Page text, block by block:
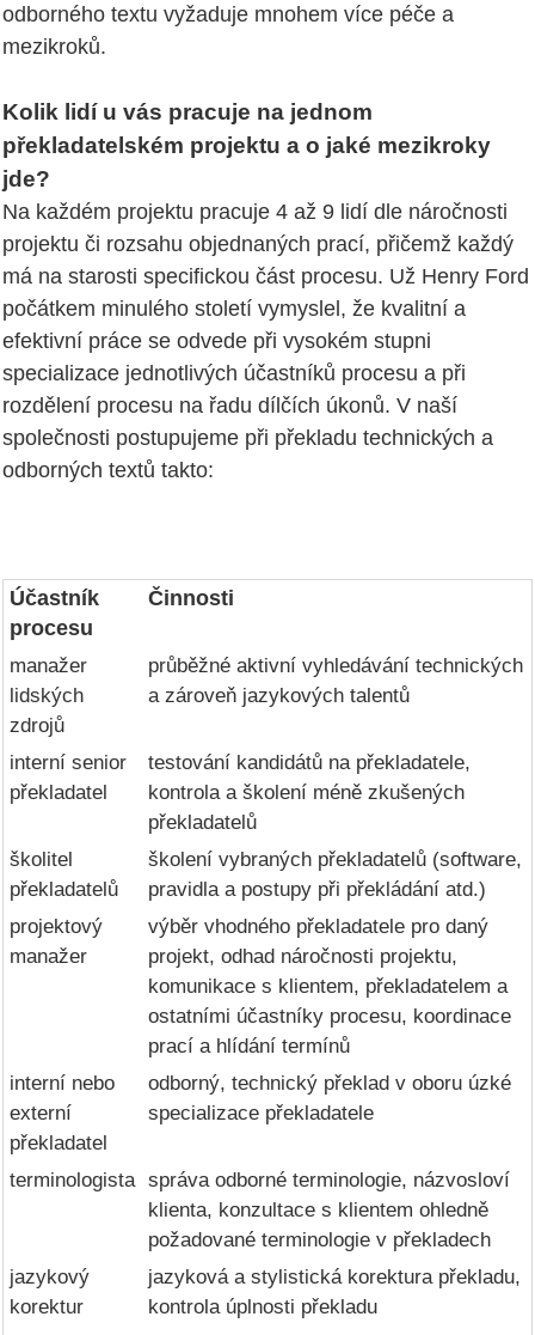
odborného textu vyžaduje mnohem více péče a
mezikroků.
Kolik lidí u vás pracuje na jednom
překladatelském projektu a o jaké mezikroky
jde?
Na každém projektu pracuje 4 až 9 lidí dle náročnosti
projektu či rozsahu objednaných prací, přičemž každý
má na starosti specifickou část procesu. Už Henry Ford
počátkem minulého století vymyslel, že kvalitní a
efektivní práce se odvede při vysokém stupni
specializace jednotlivých účastníků procesu a při
rozdělení procesu na řadu dílčích úkonů. V naší
společnosti postupujeme při překladu technických a
odborných textů takto:
Účastník
procesu
Činnosti
manažer
lidských
zdrojů
průběžné aktivní vyhledávání technických
a zároveň jazykových talentů
interní senior
překladatel
testování kandidátů na překladatele,
kontrola a školení méně zkušených
překladatelů
školitel
překladatelů
školení vybraných překladatelů (software,
pravidla a postupy při překládání atd.)
projektový
manažer
výběr vhodného překladatele pro daný
projekt, odhad náročnosti projektu,
komunikace s klientem, překladatelem a
ostatními účastníky procesu, koordinace
prací a hlídání termínů
interní nebo
externí
překladatel
odborný, technický překlad v oboru úzké
specializace překladatele
terminologista správa odborné terminologie, názvosloví
klienta, konzultace s klientem ohledně
požadované terminologie v překladech
jazykový
korektur
jazyková a stylistická korektura překladu,
kontrola úplnosti překladu